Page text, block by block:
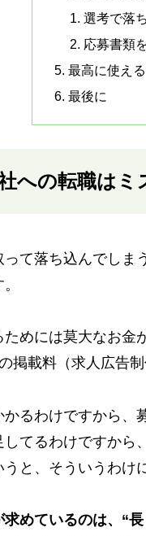
選考で落
応募書類
最高に使え
最後に
への転職はミ
て落ち込んでしま
ためには莫大なお
掲載料（求人広告
るわけですから、
してるわけですか
と、そういうわけ
求めているのは、“